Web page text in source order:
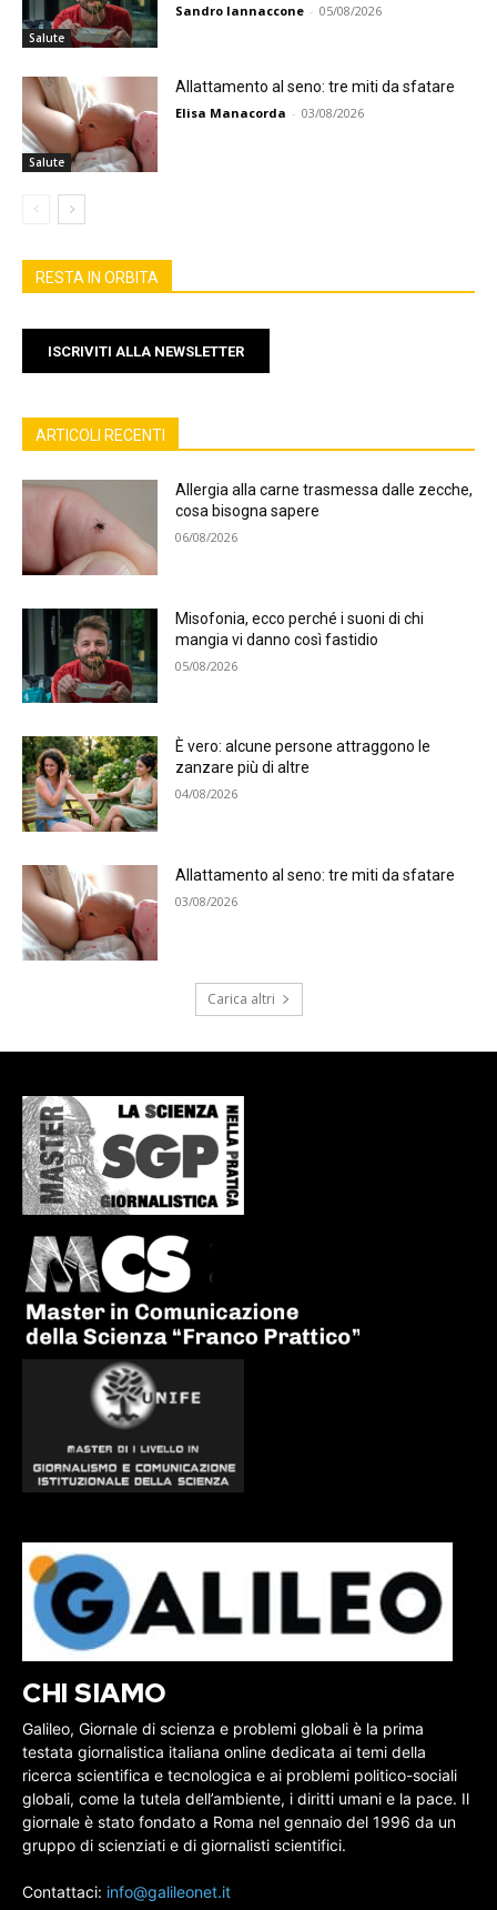
Salute
Sandro Iannaccone - 05/08/2026
Salute
Allattamento al seno: tre miti da sfatare
Elisa Manacorda - 03/08/2026
RESTA IN ORBITA
ISCRIVITI ALLA NEWSLETTER
ARTICOLI RECENTI
Allergia alla carne trasmessa dalle zecche,
cosa bisogna sapere
06/08/2026
Misofonia, ecco perché i suoni di chi
mangia vi danno così fastidio
05/08/2026
È vero: alcune persone attraggono le
zanzare più di altre
04/08/2026
Allattamento al seno: tre miti da sfatare
03/08/2026
Carica altri
CHI SIAMO
Galileo, Giornale di scienza e problemi globali è la prima
testata giornalistica italiana online dedicata ai temi della
ricerca scientifica e tecnologica e ai problemi politico-sociali
globali, come la tutela dell’ambiente, i diritti umani e la pace. Il
giornale è stato fondato a Roma nel gennaio del 1996 da un
gruppo di scienziati e di giornalisti scientifici.
Contattaci: info@galileonet.it